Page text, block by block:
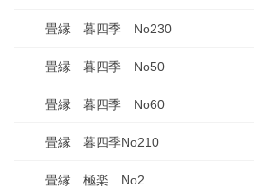
畳縁 暮四季 No230
畳縁 暮四季 No50
畳縁 暮四季 No60
畳縁 暮四季No210
畳縁 極楽 No2